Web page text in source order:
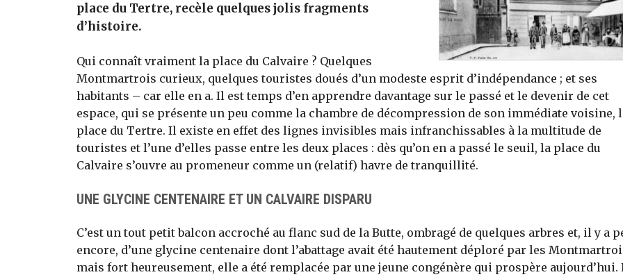
place du Tertre, recèle quelques jolis fragments
d’histoire.
Qui connaît vraiment la place du Calvaire ? Quelques
Montmartrois curieux, quelques touristes doués d’un modeste esprit d’indépendance ; et ses
habitants – car elle en a. Il est temps d’en apprendre davantage sur le passé et le devenir de cet
espace, qui se présente un peu comme la chambre de décompression de son immédiate voisine,
place du Tertre. Il existe en effet des lignes invisibles mais infranchissables à la multitude de
touristes et l’une d’elles passe entre les deux places : dès qu’on en a passé le seuil, la place du
Calvaire s’ouvre au promeneur comme un (relatif) havre de tranquillité.
UNE GLYCINE CENTENAIRE ET UN CALVAIRE DISPARU
C’est un tout petit balcon accroché au flanc sud de la Butte, ombragé de quelques arbres et, il y a
encore, d’une glycine centenaire dont l’abattage avait été hautement déploré par les
mais fort heureusement, elle a été remplacée par une jeune congénère qui prospère aujourd’hui.